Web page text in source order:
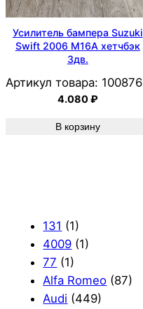
Усилитель бампера Suzuki
Swift 2006 M16A хетчбэк
3дв.
Артикул товара: 100876
4.080₽
В корзину
131 (1)
4009 (1)
77 (1)
Alfa Romeo (87)
Audi (449)